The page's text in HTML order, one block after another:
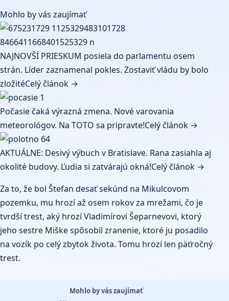
Mohlo by vás zaujímať
NAJNOVŠÍ PRIESKUM posiela do parlamentu osem
strán. Líder zaznamenal pokles. Zostaviť vládu by bolo
zložitéCelý článok →
Počasie čaká výrazná zmena. Nové varovania
meteorológov. Na TOTO sa pripravte!Celý článok →
AKTUÁLNE: Desivý výbuch v Bratislave. Rana zasiahla aj
okolité budovy. Ľudia si zatvárajú okná!Celý článok →
Za to, že bol Štefan desať sekúnd na Mikulcovom
pozemku, mu hrozí až osem rokov za mrežami, čo je
tvrdší trest, aký hrozí Vladimírovi Šeparnevovi, ktorý
jeho sestre Miške spôsobil zranenie, ktoré ju posadilo
na vozík po celý zbytok života. Tomu hrozí len päťročný
trest.
Mohlo by vás zaujímať